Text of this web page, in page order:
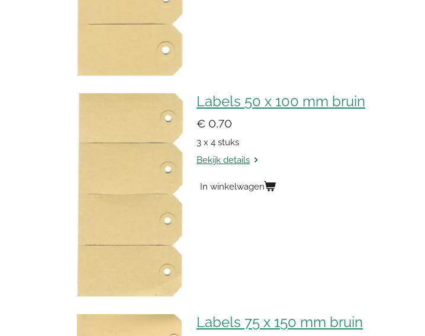
Labels 50 x 100 mm bruin
€ 0,70
3 x 4 stuks
Bekijk details
In winkelwagen
Labels 75 x 150 mm bruin